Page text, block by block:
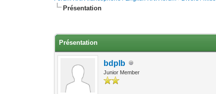
Présentation
Présentation
bdplb
Junior Member